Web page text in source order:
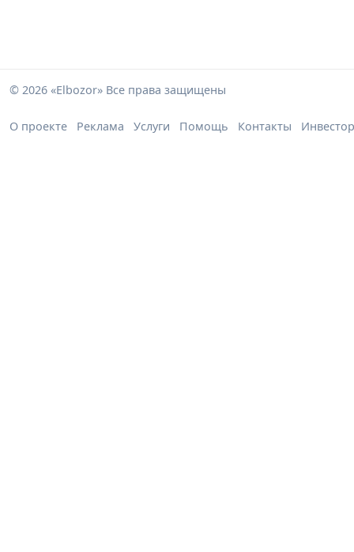
© 2026 «Elbozor» Все права защищены
О проекте Реклама Услуги Помощь Контакты